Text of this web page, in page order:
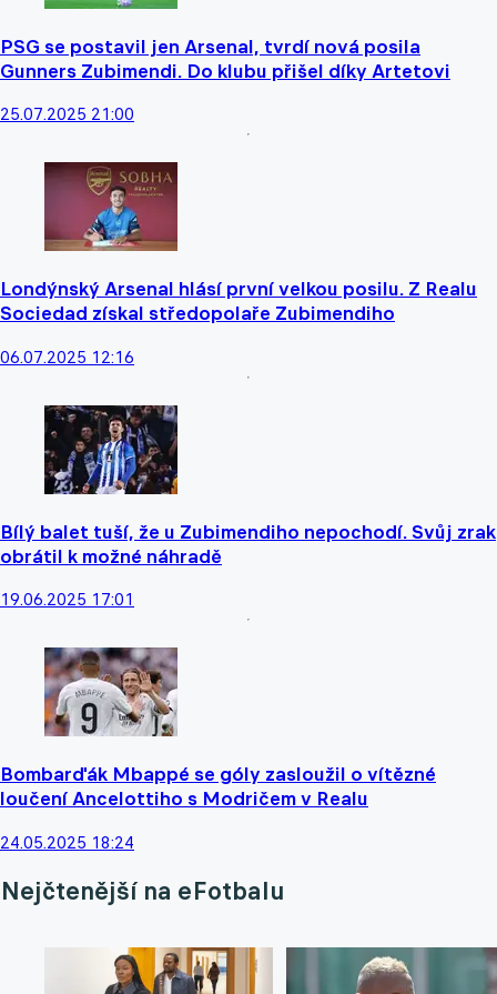
PSG se postavil jen Arsenal, tvrdí nová posila
Gunners Zubimendi. Do klubu přišel díky Artetovi
25.07.2025 21:00
Londýnský Arsenal hlásí první velkou posilu. Z Realu
Sociedad získal středopolaře Zubimendiho
06.07.2025 12:16
Bílý balet tuší, že u Zubimendiho nepochodí. Svůj zrak
obrátil k možné náhradě
19.06.2025 17:01
Bombarďák Mbappé se góly zasloužil o vítězné
loučení Ancelottiho s Modričem v Realu
24.05.2025 18:24
Nejčtenější na eFotbalu